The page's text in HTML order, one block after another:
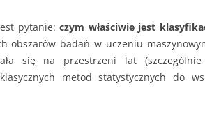
pytanie:czym właściwie jest
obszarów badań w uczeniu
się na przestrzeni lat (szczególnie
metod statystycznych do